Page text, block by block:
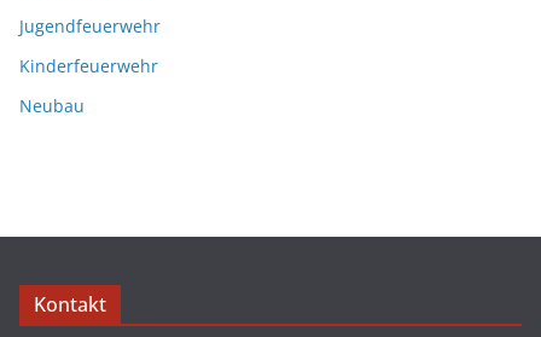
Jugendfeuerwehr
Kinderfeuerwehr
Neubau
Kontakt